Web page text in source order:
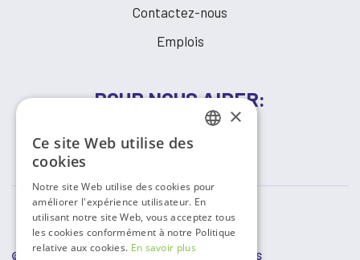
Contactez-nous
Emplois
POUR NOUS AIDER:
FAIRE UN DON
© COPYRIGHT 2026 RESSOURCES COMMUNAUTAIRES
ENGLISH
×
Ce site Web utilise des
cookies
Notre site Web utilise des cookies pour
améliorer l'expérience utilisateur. En
utilisant notre site Web, vous acceptez tous
les cookies conformément à notre Politique
relative aux cookies. En savoir plus